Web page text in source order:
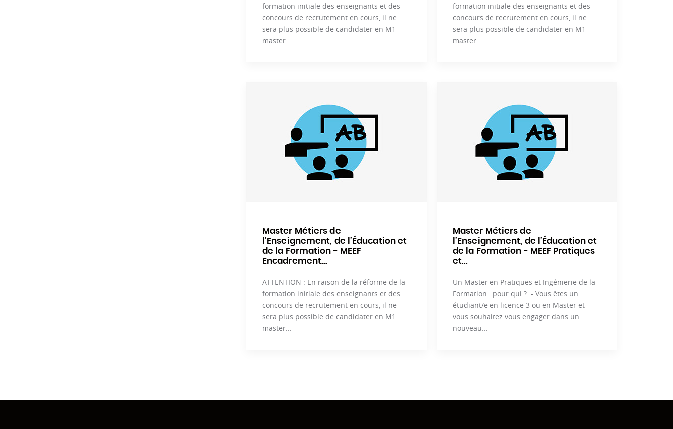
formation initiale des enseignants et des
concours de recrutement en cours, il ne
sera plus possible de candidater en M1
master...
formation initiale des enseignants et des
concours de recrutement en cours, il ne
sera plus possible de candidater en M1
master...
Master Métiers de
l’Enseignement, de l’Éducation et
de la Formation - MEEF
Encadrement...
ATTENTION : En raison de la réforme de la
formation initiale des enseignants et des
concours de recrutement en cours, il ne
sera plus possible de candidater en M1
master...
Master Métiers de
l’Enseignement, de l’Éducation et
de la Formation - MEEF Pratiques
et...
Un Master en Pratiques et Ingénierie de la
Formation : pour qui ? - Vous êtes un
étudiant/e en licence 3 ou en Master et
vous souhaitez vous engager dans un
nouveau...